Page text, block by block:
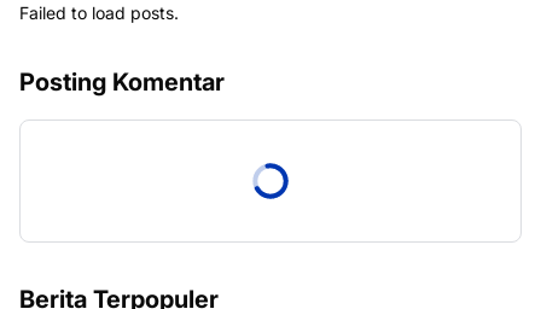
Failed to load posts.
Posting Komentar
Berita Terpopuler